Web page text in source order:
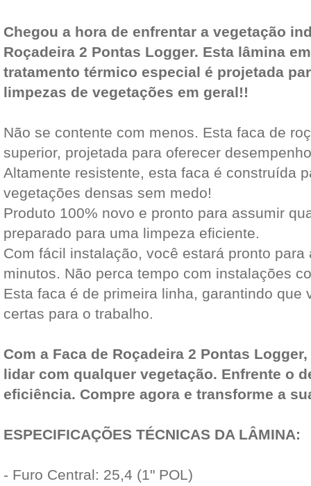
Chegou a hora de enfrentar a vegetação
Roçadeira 2 Pontas Logger. Esta lâmina
tratamento térmico especial é projetada
limpezas de vegetações em geral!!
Não se contente com menos. Esta faca de
superior, projetada para oferecer
Altamente resistente, esta faca é construída
vegetações densas sem medo!
Produto 100% novo e pronto para assumir
preparado para uma limpeza eficiente.
Com fácil instalação, você estará pronto
minutos. Não perca tempo com instalações
Esta faca é de primeira linha, garantindo que
certas para o trabalho.
Com a Faca de Roçadeira 2 Pontas
lidar com qualquer vegetação. Enfrente o
eficiência. Compre agora e transforme a
ESPECIFICAÇÕES TÉCNICAS DA LÂMINA:
- Furo Central: 25,4 (1" POL)